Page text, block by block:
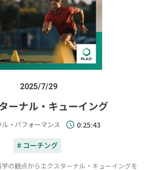
2025/7/29
ーナル・キューイング
ル・パフォーマンス 0:25:43
# コーチング
の観点からエクスターナル・キューイングを